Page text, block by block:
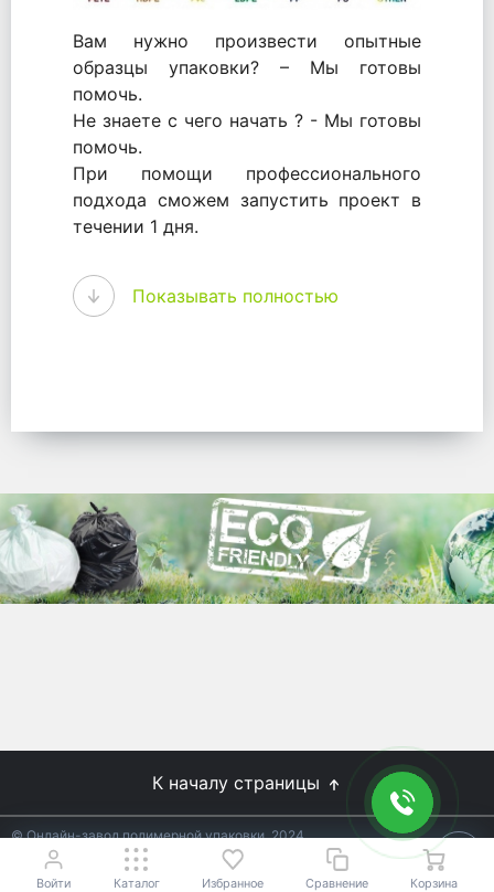
Вам нужно произвести опытные
образцы упаковки? – Мы готовы
помочь.
Не знаете с чего начать ? - Мы готовы
помочь.
При помощи профессионального
подхода сможем запустить проект в
течении 1 дня.
WhitePack - перерабатываем пластик.
Мы принимали самое активное
участие в становлении этого рынка в
упаковке, и сегодня мы перешли в
Используйте готовые решения от
лидеров отрасли.
WhitePack
8 (495) 204-18-49
Показывать полностью
К началу страницы
© Онлайн-завод полимерной упаковки, 2024
Не является публичной офертой.Условия уточняйте у
менеджеров.
Войти Каталог Избранное Сравнение Корзина